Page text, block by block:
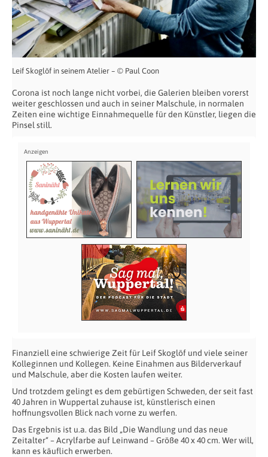
Leif Skoglöf in seinem Atelier – © Paul Coon
Corona ist noch lange nicht vorbei, die Galerien bleiben vorerst
weiter geschlossen und auch in seiner Malschule, in normalen
Zeiten eine wichtige Einnahmequelle für den Künstler, liegen die
Pinsel still.
Finanziell eine schwierige Zeit für Leif Skoglöf und viele seiner
Kolleginnen und Kollegen. Keine Einahmen aus Bilderverkauf
und Malschule, aber die Kosten laufen weiter.
Und trotzdem gelingt es dem gebürtigen Schweden, der seit fast
40 Jahren in Wuppertal zuhause ist, künstlerisch einen
hoffnungsvollen Blick nach vorne zu werfen.
Das Ergebnis ist u.a. das Bild „Die Wandlung und das neue
Zeitalter“–Acrylfarbe auf Leinwand – Größe 40 x 40 cm. Wer will,
kann es käuflich erwerben.